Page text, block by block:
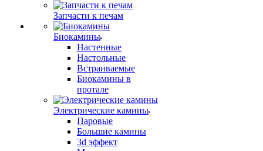
Запчасти к печам
Биокамины
Настенные
Настольные
Встраиваемые
Биокамины в
протале
Электрические камины
Паровые
Большие камины
3d эффект